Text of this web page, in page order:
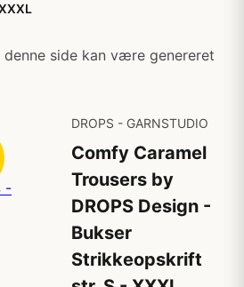
side kan være genereret
DROPS - GARNSTUDIO
Comfy Caramel
Trousers by
DROPS Design -
Bukser
Strikkeopskrift